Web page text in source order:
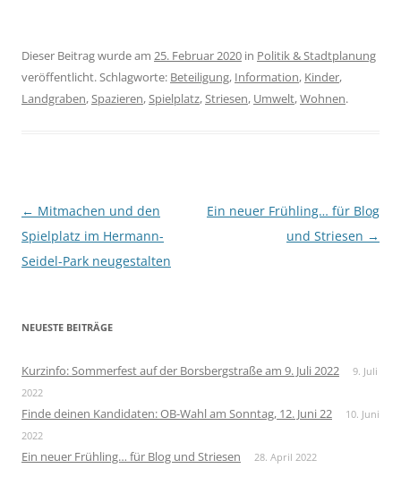
Dieser Beitrag wurde am 25. Februar 2020 in Politik & Stadtplanung
veröffentlicht. Schlagworte: Beteiligung, Information, Kinder,
Landgraben,Spazieren,Spielplatz,Striesen, Umwelt,Wohnen.
Beitragsnavigation
← Mitmachen und den
Spielplatz im Hermann-
Seidel-Park neugestalten
Ein neuer Frühling… für Blog
und Striesen →
NEUESTE BEITRÄGE
Kurzinfo: Sommerfest auf der Borsbergstraße am 9. Juli 2022
9. Juli
2022
Finde deinen Kandidaten: OB-Wahl am Sonntag, 12. Juni 22
10. Juni
2022
Ein neuer Frühling… für Blog und Striesen 28. April 2022